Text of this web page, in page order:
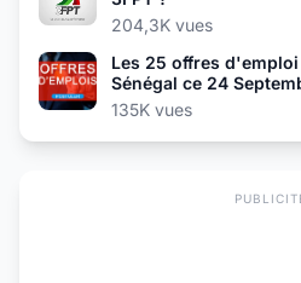
204,3K vues
Les 25 offres
Sénégal ce 24
135K vues